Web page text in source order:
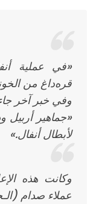
«في عملية
قره‌داغ من
وفي خبر آخر
«جماهير أربيل
لأبطال أنفال.»
وكانت هذه
عملاء صدام